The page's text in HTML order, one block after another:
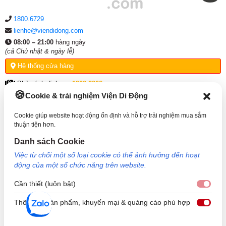
Cookie & trải nghiệm Viện Di Động
Cookie giúp website hoạt động ổn định và hỗ trợ trải nghiệm mua sắm
thuận tiện hơn.
Danh sách Cookie
Việc từ chối một số loại cookie có thể ảnh hưởng đến hoạt
động của một số chức năng trên website.
Cần thiết (luôn bật)
Thông tin sản phẩm, khuyến mại & quảng cáo phù hợp
Ốp lưng iPhone X, Xs ESR Mimic được làm bằng chất liệu
cao cấp bền bỉ
1800.6729
lienhe@viendidong.com
08:00 – 21:00 hàng ngày
(cả Chủ nhật & ngày lễ)
Hệ thống cửa hàng
Phản ánh dịch vụ: 1900.2006
THÔNG TIN HỖ TRỢ
VỀ VIỆN DI ĐỘNG
KẾT NỐI VỚI VIỆN DI ĐỘNG
Công Ty TNHH Công Nghệ và Đầu Tư Viện Di Động - 73 Trần Quang Khải, Phường Tân